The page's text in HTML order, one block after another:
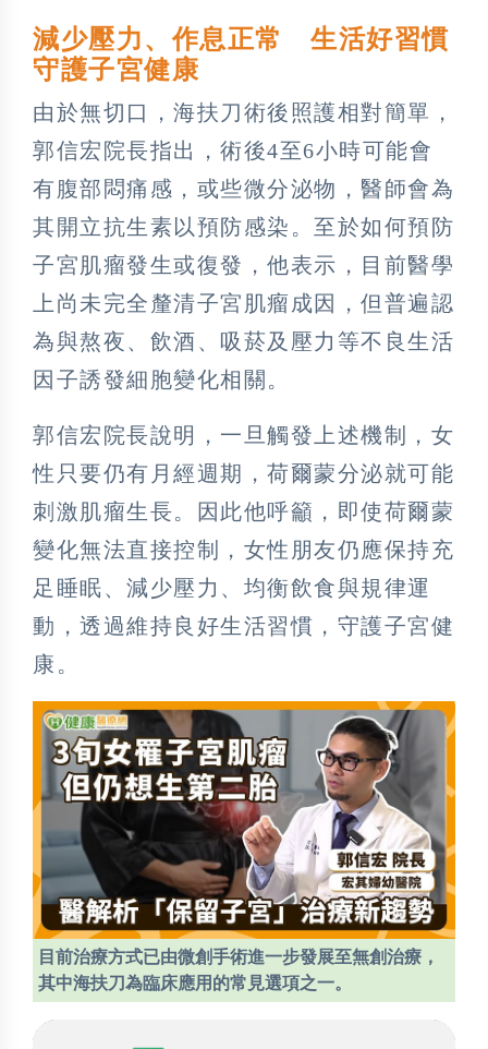
減少壓力、作息正常 生活好習慣
守護子宮健康
由於無切口，海扶刀術後照護相對簡單，
郭信宏院長指出，術後4至6小時可能會
有腹部悶痛感，或些微分泌物，醫師會為
其開立抗生素以預防感染。至於如何預防
子宮肌瘤發生或復發，他表示，目前醫學
上尚未完全釐清子宮肌瘤成因，但普遍認
為與熬夜、飲酒、吸菸及壓力等不良生活
因子誘發細胞變化相關。
郭信宏院長說明，一旦觸發上述機制，女
性只要仍有月經週期，荷爾蒙分泌就可能
刺激肌瘤生長。因此他呼籲，即使荷爾蒙
變化無法直接控制，女性朋友仍應保持充
足睡眠、減少壓力、均衡飲食與規律運
動，透過維持良好生活習慣，守護子宮健
康。
目前治療方式已由微創手術進一步發展至無創治療，
其中海扶刀為臨床應用的常見選項之一。